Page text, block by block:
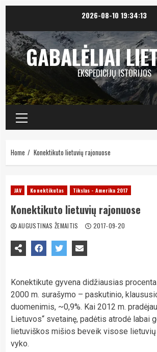
content
2026-08-10 19:34:14
GABALĖLIAI
EKSPEDICIJŲ ISTORIJOS
Primary
Menu
Home Konektikuto lietuvių rajonuose
JAV Konektikutas Tikslas - Amerika 2017
Konektikuto lietuvių rajonuose
AUGUSTINAS ŽEMAITIS 2017-09-20
Konektikute gyvena didžiausias
2000 m. surašymo – paskutinio,
duomenimis, ~0,9%. Kai 2012 m.
Lietuvos“ svetainę, padėtis atrodė labai
lietuviškos mišios beveik visose
vyko.